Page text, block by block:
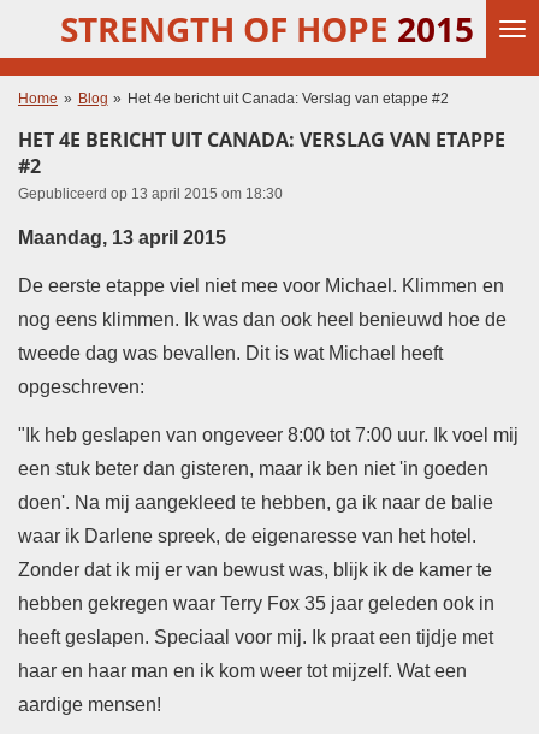
naar
de
STRENGTH OF HOPE 2015
Home » Blog » Het 4e bericht uit Canada: Verslag van etappe #2
HET 4E BERICHT UIT CANADA: VERSLAG VAN ETAPPE
#2
Gepubliceerd op 13 april 2015 om 18:30
Maandag, 13 april 2015
De eerste etappe viel niet mee voor Michael. Klimmen en
nog eens klimmen. Ik was dan ook heel benieuwd hoe de
tweede dag was bevallen. Dit is wat Michael heeft
opgeschreven:
"Ik heb geslapen van ongeveer 8:00 tot 7:00 uur.
Ik voel mij
een stuk beter dan gisteren, maar ik ben niet 'in goeden
doen'. Na mij aangekleed te hebben, ga ik naar de balie
waar ik Darlene spreek, de eigenaresse van het hotel.
Zonder dat ik mij er van bewust was, blijk ik de kamer te
hebben gekregen waar Terry Fox 35 jaar geleden ook in
heeft geslapen. Speciaal voor mij. Ik praat een tijdje met
haar en haar man en ik kom weer tot mijzelf. Wat een
aardige mensen!